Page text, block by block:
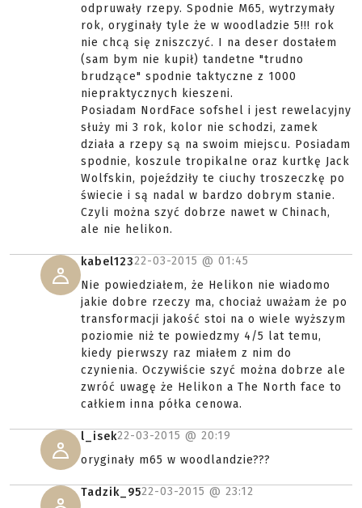
odpruwały rzepy. Spodnie M65, wytrzymały
rok, oryginały tyle że w woodladzie 5!!! rok
nie chcą się zniszczyć. I na deser dostałem
(sam bym nie kupił) tandetne "trudno
brudzące" spodnie taktyczne z 1000
niepraktycznych kieszeni.
Posiadam NordFace sofshel i jest rewelacyjny
służy mi 3 rok, kolor nie schodzi, zamek
działa a rzepy są na swoim miejscu. Posiadam
spodnie, koszule tropikalne oraz kurtkę Jack
Wolfskin, pojeździły te ciuchy troszeczkę po
świecie i są nadal w bardzo dobrym stanie.
Czyli można szyć dobrze nawet w Chinach,
ale nie helikon.
kabel12322-03-2015 @ 01:45
Nie powiedziałem, że Helikon nie wiadomo
jakie dobre rzeczy ma, chociaż uważam że po
transformacji jakość stoi na o wiele wyższym
poziomie niż te powiedzmy 4/5 lat temu,
kiedy pierwszy raz miałem z nim do
czynienia. Oczywiście szyć można dobrze ale
zwróć uwagę że Helikon a The North face to
całkiem inna półka cenowa.
l_isek22-03-2015 @ 20:19
oryginały m65 w woodlandzie???
Tadzik_9522-03-2015 @ 23:12